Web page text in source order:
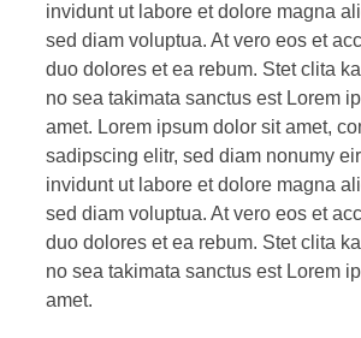
invidunt ut labore et dolore magna
sed diam voluptua. At vero eos et
duo dolores et ea rebum. Stet clita
no sea takimata sanctus est Lorem
amet. Lorem ipsum dolor sit amet,
sadipscing elitr, sed diam nonumy
invidunt ut labore et dolore magna
sed diam voluptua. At vero eos et
duo dolores et ea rebum. Stet clita
no sea takimata sanctus est Lorem
amet.